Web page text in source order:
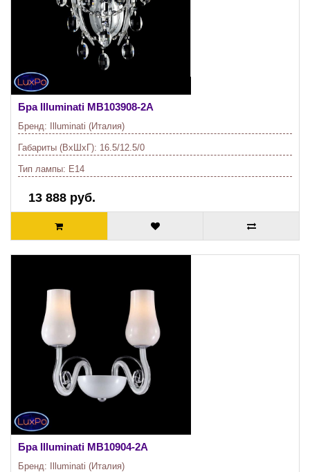
Бра Illuminati MB103908-2A
Бренд: Illuminati (Италия)
Габариты (ВхШхГ): 16.5/12.5/0
Тип лампы: E14
13 888 руб.
Бра Illuminati MB10904-2A
Бренд: Illuminati (Италия)